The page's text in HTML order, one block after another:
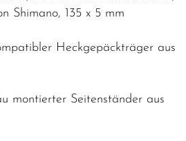
Shimano, 135 x 5 mm
Heckgepäckträger aus
montierter Seitenständer aus